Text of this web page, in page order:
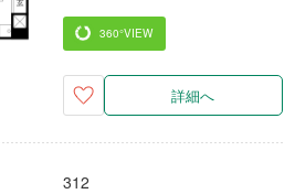
360°VIEW
詳細へ
312